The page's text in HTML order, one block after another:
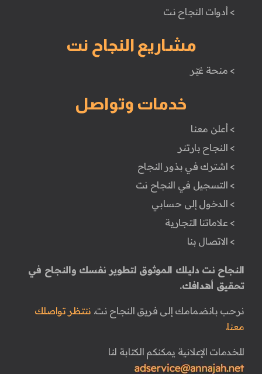
> أدوات النجاح نت
مشاريع النجاح نت
> منحة غيّر
خدمات وتواصل
> أعلن معنا
> النجاح بارتنر
> اشترك في بذور النجاح
> التسجيل في النجاح نت
> الدخول إلى حسابي
> علاماتنا التجارية
> الاتصال بنا
النجاح نت دليلك الموثوق لتطوير نفسك والنجاح في
تحقيق أهدافك.
نرحب بانضمامك إلى فريق النجاح نت. ننتظر تواصلك
معنا.
للخدمات الإعلانية يمكنكم الكتابة لنا